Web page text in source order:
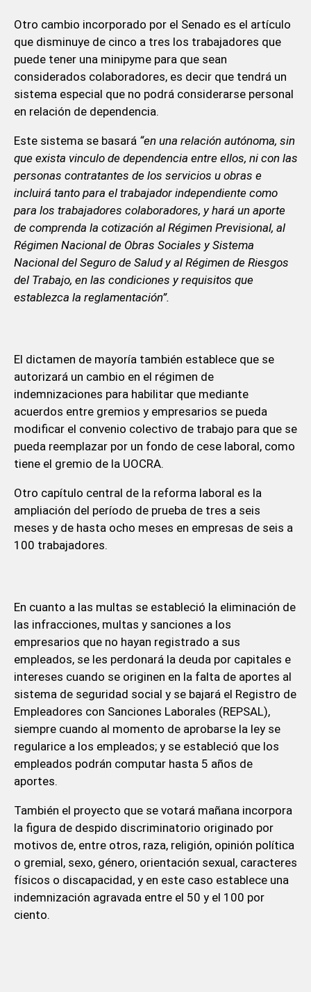
Otro cambio incorporado por el Senado es el artículo
que disminuye de cinco a tres los trabajadores que
puede tener una minipyme para que sean
considerados colaboradores, es decir que tendrá un
sistema especial que no podrá considerarse personal
en relación de dependencia.
Este sistema se basará “en una relación autónoma, sin
que exista vinculo de dependencia entre ellos, ni con las
personas contratantes de los servicios u obras e
incluirá tanto para el trabajador independiente como
para los trabajadores colaboradores, y hará un aporte
de comprenda la cotización al Régimen Previsional, al
Régimen Nacional de Obras Sociales y Sistema
Nacional del Seguro de Salud y al Régimen de Riesgos
del Trabajo, en las condiciones y requisitos que
establezca la reglamentación”.
El dictamen de mayoría también establece que se
autorizará un cambio en el régimen de
indemnizaciones para habilitar que mediante
acuerdos entre gremios y empresarios se pueda
modificar el convenio colectivo de trabajo para que se
pueda reemplazar por un fondo de cese laboral, como
tiene el gremio de la UOCRA.
Otro capítulo central de la reforma laboral es la
ampliación del período de prueba de tres a seis
meses y de hasta ocho meses en empresas de seis a
100 trabajadores.
En cuanto a las multas se estableció la eliminación de
las infracciones, multas y sanciones a los
empresarios que no hayan registrado a sus
empleados, se les perdonará la deuda por capitales e
intereses cuando se originen en la falta de aportes al
sistema de seguridad social y se bajará el Registro de
Empleadores con Sanciones Laborales (REPSAL),
siempre cuando al momento de aprobarse la ley se
regularice a los empleados; y se estableció que los
empleados podrán computar hasta 5 años de
aportes.
También el proyecto que se votará mañana incorpora
la figura de despido discriminatorio originado por
motivos de, entre otros, raza, religión, opinión política
o gremial, sexo, género, orientación sexual, caracteres
físicos o discapacidad, y en este caso establece una
indemnización agravada entre el 50 y el 100 por
ciento.